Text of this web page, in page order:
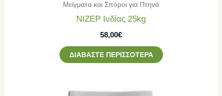
Μείγματα και Σπόροι για Πτηνά
ΝΙΖΕΡ Ινδίας 25kg
58,00€
ΔΙΑΒΆΣΤΕ ΠΕΡΙΣΣΌΤΕΡΑ